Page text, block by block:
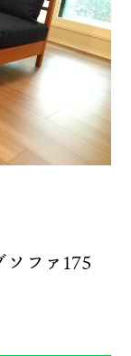
ファ175